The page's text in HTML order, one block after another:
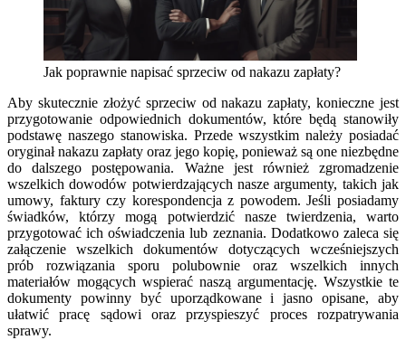
Jak poprawnie napisać sprzeciw od nakazu zapłaty?
Aby skutecznie złożyć sprzeciw od nakazu zapłaty, konieczne jest
przygotowanie odpowiednich dokumentów, które będą stanowiły
podstawę naszego stanowiska. Przede wszystkim należy posiadać
oryginał nakazu zapłaty oraz jego kopię, ponieważ są one niezbędne
do dalszego postępowania. Ważne jest również zgromadzenie
wszelkich dowodów potwierdzających nasze argumenty, takich jak
umowy, faktury czy korespondencja z powodem. Jeśli posiadamy
świadków, którzy mogą potwierdzić nasze twierdzenia, warto
przygotować ich oświadczenia lub zeznania. Dodatkowo zaleca się
załączenie wszelkich dokumentów dotyczących wcześniejszych
prób rozwiązania sporu polubownie oraz wszelkich innych
materiałów mogących wspierać naszą argumentację. Wszystkie te
dokumenty powinny być uporządkowane i jasno opisane, aby
ułatwić pracę sądowi oraz przyspieszyć proces rozpatrywania
sprawy.